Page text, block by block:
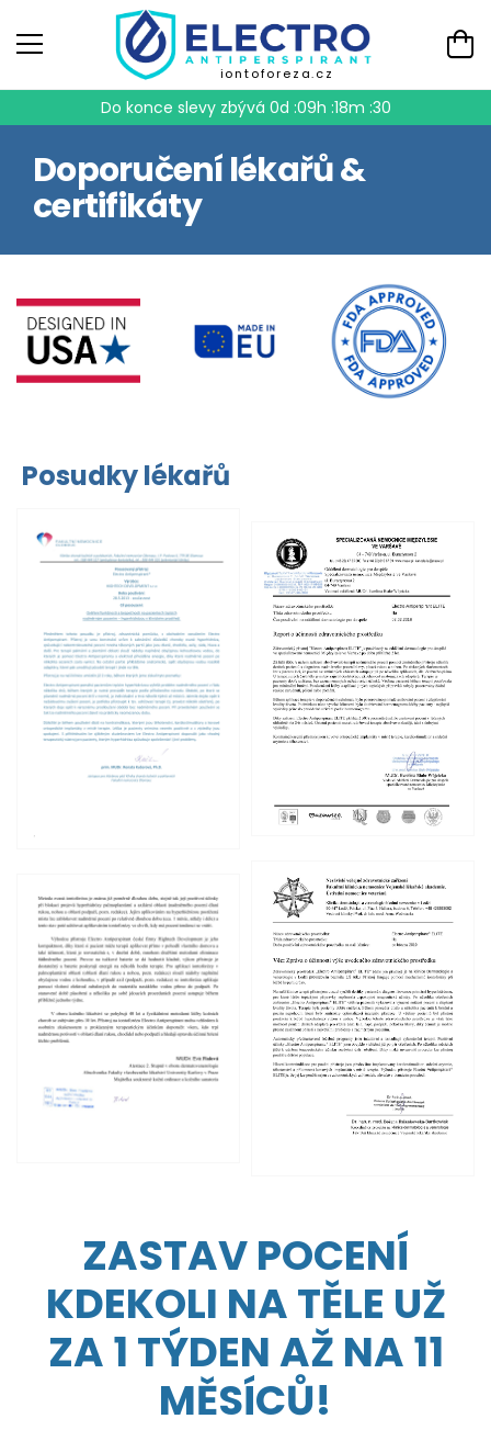
iontoforeza.cz
Do konce slevy zbývá 0d :09h :18m :29
Doporučení lékařů &
certifikáty
Posudky lékařů
ZASTAV POCENÍ
KDEKOLI NA TĚLE UŽ
ZA 1 TÝDEN AŽ NA 11
MĚSÍCŮ!